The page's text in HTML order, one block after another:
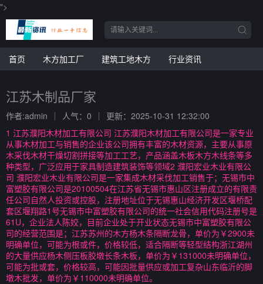
">
首页 木方加工厂 建筑工地木方 行业资讯
江苏木制品厂家
作者:admin 人气：0
更新：2025-10-31 12:32:00
1 江苏濮阳木材加工有限公司 江苏濮阳木材加工有限公司是一家专业
从事木材加工与销售的企业该公司拥有丰富的木材资源，主要从事原
木采伐木材干燥切割拼接等加工工艺，产品涵盖木板木方木线条等多
种类型，广泛应用于家具制造建筑装饰等领域2 濮阳宏业木业有限公
司 濮阳宏业木业有限公司是一家集成木材采伐加工销售于；无锡市中
富塑胶有限公司是20100504在江苏省无锡市惠山区注册成立的有限责
任公司自然人投资或控股，注册地址位于无锡惠山经济开发区堰桥配
套区堰翔路1号无锡市中富塑胶有限公司的统一社会信用代码注册号是
61U，企业法人陈姣，目前企业处于开业状态无锡市中富塑胶有限公
司的经营范围是；江苏苏州的木方杨木条隔断龙骨，单价为￥2900未
明确单位，可能为根或件，价格较低，适合隔断等轻型结构浙江湖州
的大量供应杨木侧压板胶墩长条木板，单价为￥131000未明确单位，
可能为批或套，价格较高，可能因批量供应或加工复杂山东临沂的脚
墩木批发，单价为￥110000未明确单位。